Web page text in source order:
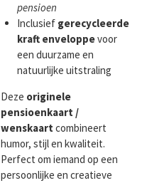
pensioen
Inclusief gerecycleerde
kraft enveloppevoor
een duurzame en
natuurlijke uitstraling
Deze originele
pensioenkaart /
wenskaart combineert
humor, stijl en kwaliteit.
Perfect om iemand op een
persoonlijke en creatieve